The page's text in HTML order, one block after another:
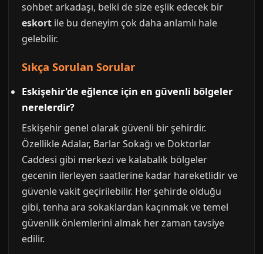
sohbet arkadaşı, belki de size eşlik edecek bir
eskort ile bu deneyim çok daha anlamlı hale
gelebilir.
Sıkça Sorulan Sorular
Eskişehir'de eğlence için en güvenli bölgeler
nerelerdir?
Eskişehir genel olarak güvenli bir şehirdir.
Özellikle Adalar, Barlar Sokağı ve Doktorlar
Caddesi gibi merkezi ve kalabalık bölgeler
gecenin ilerleyen saatlerine kadar hareketlidir ve
güvenle vakit geçirilebilir. Her şehirde olduğu
gibi, tenha ara sokaklardan kaçınmak ve temel
güvenlik önlemlerini almak her zaman tavsiye
edilir.